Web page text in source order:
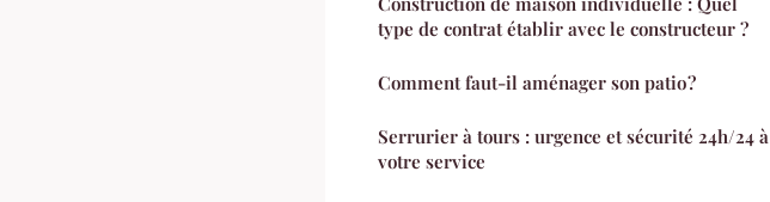
type de contrat établir avec le constructeur ?
Comment faut-il aménager son patio ?
Serrurier à tours : urgence et sécurité 24h/24 à
votre service